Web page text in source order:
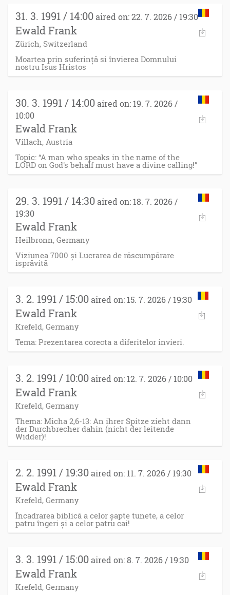
31. 3. 1991 / 14:00 aired on: 22. 7. 2026 / 19:30
Ewald Frank
Zürich, Switzerland
Moartea prin suferință si învierea Domnului
nostru Isus Hristos
30. 3. 1991 / 14:00 aired on: 19. 7. 2026 /
10:00
Ewald Frank
Villach, Austria
Topic: “A man who speaks in the name of the
LORD on God's behalf must have a divine calling!”
29. 3. 1991 / 14:30 aired on: 18. 7. 2026 /
19:30
Ewald Frank
Heilbronn, Germany
Viziunea 7000 și Lucrarea de răscumpărare
isprăvită
3. 2. 1991 / 15:00 aired on: 15. 7. 2026 / 19:30
Ewald Frank
Krefeld, Germany
Tema: Prezentarea corecta a diferitelor invieri.
3. 2. 1991 / 10:00 aired on: 12. 7. 2026 / 10:00
Ewald Frank
Krefeld, Germany
Thema: Micha 2,6-13: An ihrer Spitze zieht dann
der Durchbrecher dahin (nicht der leitende
Widder)!
2. 2. 1991 / 19:30 aired on: 11. 7. 2026 / 19:30
Ewald Frank
Krefeld, Germany
Încadrarea biblică a celor șapte tunete, a celor
patru îngeri și a celor patru cai!
3. 3. 1991 / 15:00 aired on: 8. 7. 2026 / 19:30
Ewald Frank
Krefeld, Germany